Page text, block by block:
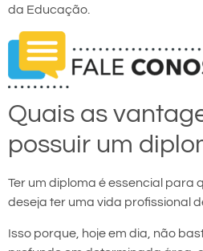
da Educação.
Quais as
possuir um
Ter um diploma é essencial para
deseja ter uma vida profissional
Isso porque, hoje em dia, não